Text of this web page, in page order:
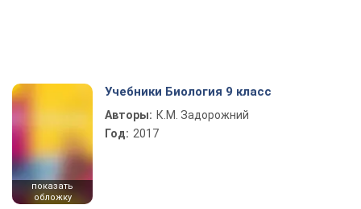
показать
обложку
Учебники Биология 9 класс
Авторы: К.М. Задорожний
Год: 2017